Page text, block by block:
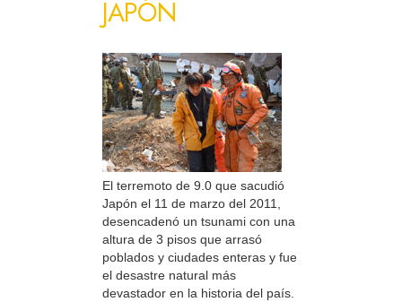
JAPÓN
El terremoto de 9.0 que sacudió
Japón el 11 de marzo del 2011,
desencadenó un tsunami con una
altura de 3 pisos que arrasó
poblados y ciudades enteras y fue
el desastre natural más
devastador en la historia del país.